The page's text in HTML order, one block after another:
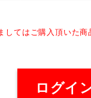
てはご購入頂いた商
ログイ